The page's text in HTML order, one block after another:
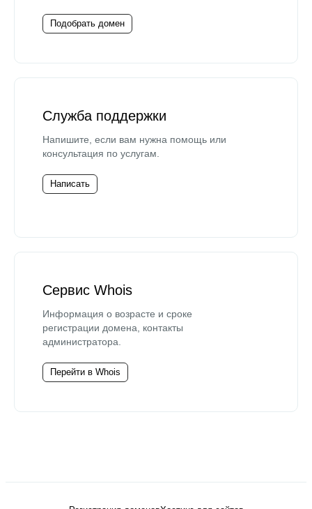
Подобрать домен
Служба поддержки
Напишите, если вам нужна помощь или
консультация по услугам.
Написать
Сервис Whois
Информация о возрасте и сроке
регистрации домена, контакты
администратора.
Перейти в Whois